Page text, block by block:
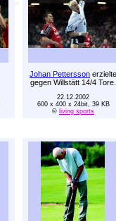
Johan Pettersson erzielte
gegen Willstätt 14/4 Tore.
22.12.2002
600 x 400 x 24bit, 39 KB
© living sports